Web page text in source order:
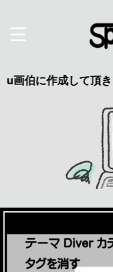
して頂きました【